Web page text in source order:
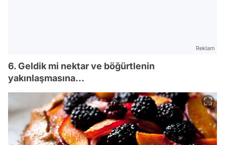
Reklam
6. Geldik mi nektar ve böğürtlenin
yakınlaşmasına...